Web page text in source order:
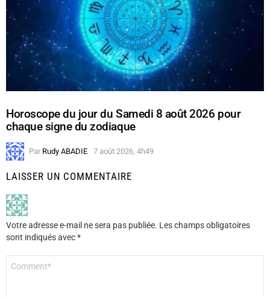
Horoscope du jour du Samedi 8 août 2026 pour
chaque signe du zodiaque
Par Rudy ABADIE 7 août 2026, 4h49
LAISSER UN COMMENTAIRE
Votre adresse e-mail ne sera pas publiée. Les champs obligatoires
sont indiqués avec*